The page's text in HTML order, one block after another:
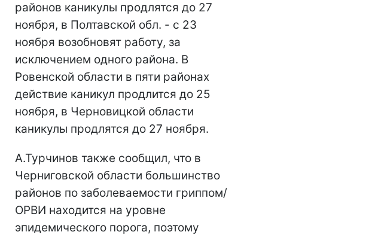
районов каникулы продлятся до 27
ноября, в Полтавской обл. - с 23
ноября возобновят работу, за
исключением одного района. В
Ровенской области в пяти районах
действие каникул продлится до 25
ноября, в Черновицкой области
каникулы продлятся до 27 ноября.
А.Турчинов также сообщил, что в
Черниговской области большинство
районов по заболеваемости гриппом/
ОРВИ находится на уровне
эпидемического порога, поэтому